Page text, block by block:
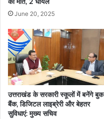
June 20, 2025
उत्तराखंड के सरकारी स्कूलों में बनेंगे बुक
बैंक, डिजिटल लाइब्रेरी और बेहतर
सुविधाएं: मुख्य सचिव